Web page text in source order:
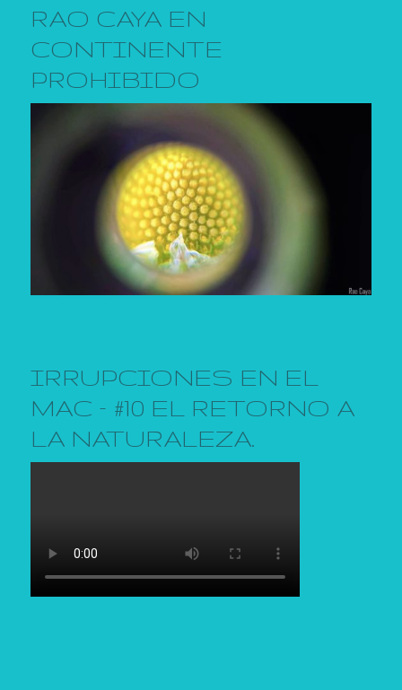
RAO CAYA EN
CONTINENTE
PROHIBIDO
IRRUPCIONES EN EL
MAC – #10 EL RETORNO A
LA NATURALEZA.